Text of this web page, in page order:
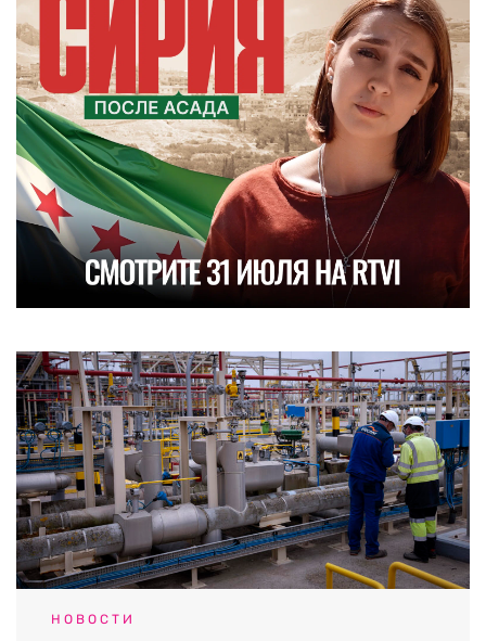
НОВОСТИ